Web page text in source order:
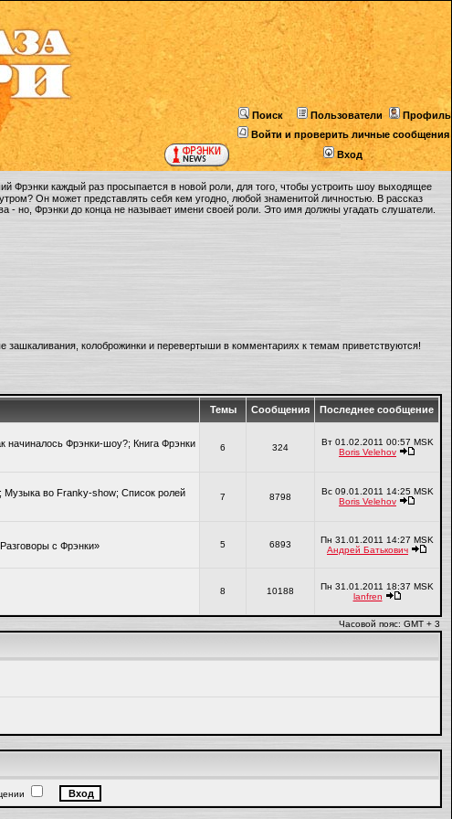
Поиск Пользователи
Профиль
Войти и проверить личные сообщения
Вход
Фрэнки каждый раз просыпается в новой роли, для того, чтобы устроить шоу выходящее
Он может представлять себя кем угодно, любой знаменитой личностью. В рассказ
- но, Фрэнки до конца не называет имени своей роли. Это имя должны угадать слушатели.
колоброжинки и перевертыши в комментариях к темам приветствуются!
Темы Сообщения Последнее сообщение
начиналось Фрэнки-шоу?; Книга Фрэнки
6 324
Вт 01.02.2011 00:57 MSK
Boris Velehov
Музыка во Franky-show; Список ролей
7 8798
Вс 09.01.2011 14:25 MSK
Boris Velehov
с Фрэнки» 5 6893
Пн 31.01.2011 14:27 MSK
Андрей Батькович
8 10188
Пн 31.01.2011 18:37 MSK
lanfren
Часовой пояс: GMT + 3